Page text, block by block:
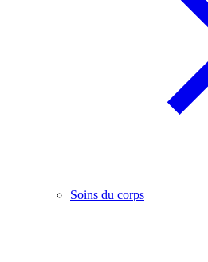
Soins du corps